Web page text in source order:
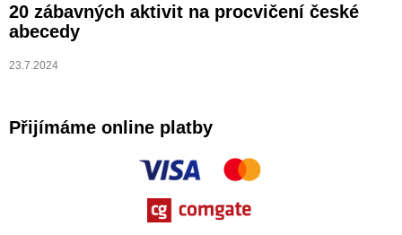
20 zábavných aktivit na procvičení české
abecedy
23.7.2024
Přijímáme online platby